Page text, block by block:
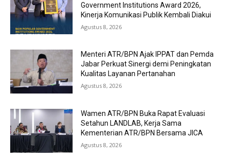
Government Institutions Award 2026,
Kinerja Komunikasi Publik Kembali Diakui
Agustus 8, 2026
Menteri ATR/BPN Ajak IPPAT dan Pemda
Jabar Perkuat Sinergi demi Peningkatan
Kualitas Layanan Pertanahan
Agustus 8, 2026
Wamen ATR/BPN Buka Rapat Evaluasi
Setahun LANDLAB, Kerja Sama
Kementerian ATR/BPN Bersama JICA
Agustus 8, 2026